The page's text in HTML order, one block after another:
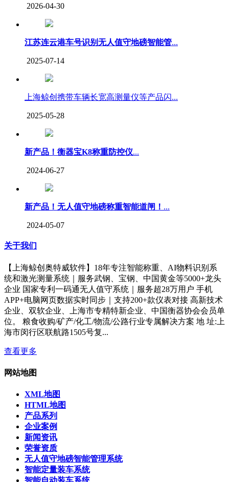
2026-04-30
江苏连云港车号识别无人值守地磅智能管...
2025-07-14
上海鲸创携带车辆长宽高测量仪等产品闪...
2025-05-28
新产品！衡器宝K8称重防控仪...
2024-06-27
新产品！无人值守地磅称重智能道闸！ ...
2024-05-07
关于我们
【上海鲸创奥特威软件】18年专注智能称重、AI物料识别系
统和激光测量系统｜服务武钢、宝钢、中国黄金等5000+龙头
企业 国家专利一码通无人值守系统｜服务超28万用户 手机
APP+电脑网页数据实时同步｜支持200+款仪表对接 高新技术
企业、双软企业、上海市专精特新企业、中国衡器协会会员单
位。 粮食收购/矿产/化工/物流/公路行业专属解决方案 地 址:上
海市闵行区联航路1505号复...
查看更多
网站地图
XML地图
HTML地图
产品系列
企业案例
新闻资讯
荣誉资质
无人值守地磅智能管理系统
智能定量装车系统